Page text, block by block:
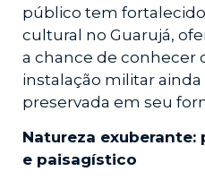
público tem
cultural no Guarujá,
a chance de conhecer
instalação militar
preservada em seu
Natureza
e paisagístico